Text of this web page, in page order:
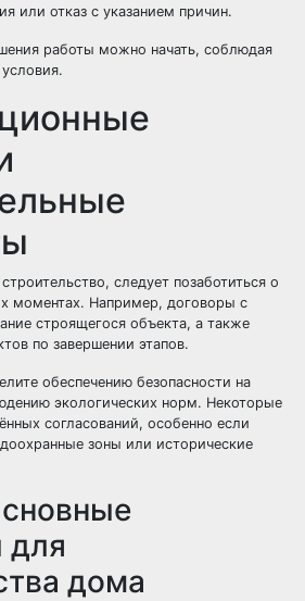
или отказ с указанием причин.
работы можно начать, соблюдая
следует позаботиться о
моментах. Например, договоры с
строящегося объекта, а также
по завершении этапов.
обеспечению безопасности на
экологических норм. Некоторые
согласований, особенно если
зоны или исторические
для
дома